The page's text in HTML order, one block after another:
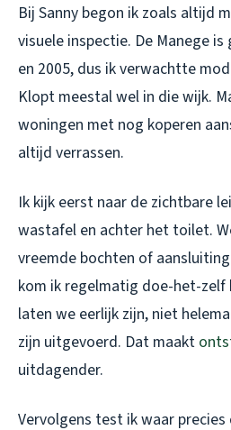
Bij Sanny begon ik zoals altijd
visuele inspectie. De Manege
en 2005, dus ik verwachtte
Klopt meestal wel in die wijk.
woningen met nog koperen
altijd verrassen.
Ik kijk eerst naar de zichtbare
wastafel en achter het toilet.
vreemde bochten of
kom ik regelmatig doe-het-zelf
laten we eerlijk zijn, niet
zijn uitgevoerd. Dat maakt
uitdagender.
Vervolgens test ik waar